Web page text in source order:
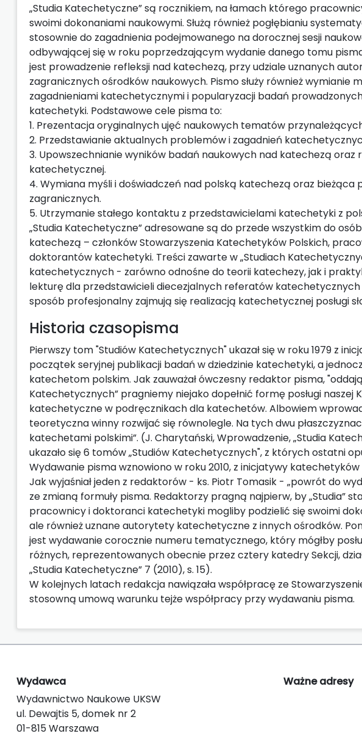
„Studia Katechetyczne” są rocznikiem, na łamach którego
swoimi dokonaniami naukowymi. Służą również pogłębianiu
stosownie do zagadnienia podejmowanego na dorocznej sesji
odbywającej się w roku poprzedzającym wydanie danego tomu
jest prowadzenie refleksji nad katechezą, przy udziale uznanych
zagranicznych ośrodków naukowych. Pismo służy również wymianie
zagadnieniami katechetycznymi i popularyzacji badań
katechetyki. Podstawowe cele pisma to:
1. Prezentacja oryginalnych ujęć naukowych tematów
2. Przedstawianie aktualnych problemów i zagadnień
3. Upowszechnianie wyników badań naukowych nad katechezą oraz
katechetycznej.
4. Wymiana myśli i doświadczeń nad polską katechezą oraz
zagranicznych.
5. Utrzymanie stałego kontaktu z przedstawicielami katechetyki z
„Studia Katechetyczne” adresowane są do przede wszystkim do
katechezą – członków Stowarzyszenia Katechetyków Polskich,
doktorantów katechetyki. Treści zawarte w „Studiach
katechetycznych - zarówno odnośne do teorii katechezy, jak i
lekturę dla przedstawicieli diecezjalnych referatów katechetycznych
sposób profesjonalny zajmują się realizacją katechetycznej posługi
Historia czasopisma
Pierwszy tom "Studiów Katechetycznych" ukazał się w roku 1979 z
początek seryjnej publikacji badań w dziedzinie katechetyki, a
katechetom polskim. Jak zauważał ówczesny redaktor pisma,
Katechetycznych” pragniemy niejako dopełnić formę posługi
katechetyczne w podręcznikach dla katechetów. Albowiem
teoretyczna winny rozwijać się równolegle. Na tych dwu
katechetami polskimi”. (J. Charytański, Wprowadzenie, „Studia
ukazało się 6 tomów „Studiów Katechetycznych", z których ostatni
Wydawanie pisma wznowiono w roku 2010, z inicjatywy
Jak wyjaśniał jeden z redaktorów - ks. Piotr Tomasik - „powrót do
ze zmianą formuły pisma. Redaktorzy pragną najpierw, by „Studia”
pracownicy i doktoranci katechetyki mogliby podzielić się swoimi
ale również uznane autorytety katechetyczne z innych ośrodków.
jest wydawanie corocznie numeru tematycznego, który mógłby
różnych, reprezentowanych obecnie przez cztery katedry Sekcji,
„Studia Katechetyczne” 7 (2010), s. 15).
W kolejnych latach redakcja nawiązała współpracę ze
stosowną umową warunku tejże współpracy przy wydawaniu pisma.
Wydawca
Wydawnictwo Naukowe UKSW
ul. Dewajtis 5, domek nr 2
01-815 Warszawa
Ważne adresy